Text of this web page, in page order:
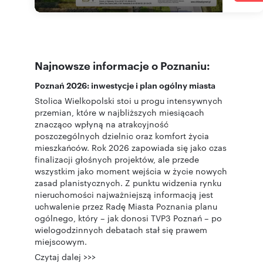
Najnowsze informacje o Poznaniu:
Poznań 2026: inwestycje i plan ogólny miasta
Stolica Wielkopolski stoi u progu intensywnych
przemian, które w najbliższych miesiącach
znacząco wpłyną na atrakcyjność
poszczególnych dzielnic oraz komfort życia
mieszkańców. Rok 2026 zapowiada się jako czas
finalizacji głośnych projektów, ale przede
wszystkim jako moment wejścia w życie nowych
zasad planistycznych. Z punktu widzenia rynku
nieruchomości najważniejszą informacją jest
uchwalenie przez Radę Miasta Poznania planu
ogólnego, który – jak donosi TVP3 Poznań – po
wielogodzinnych debatach stał się prawem
miejscowym.
Czytaj dalej >>>